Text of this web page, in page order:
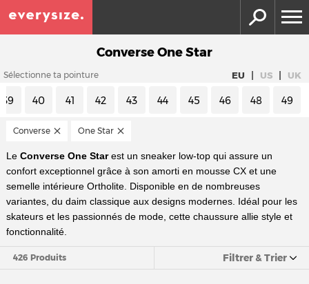
Converse One Star
Sélectionne ta pointure EU | US | UK
39 40 41 42 43 44 45 46 48 49
Converse One Star
Le Converse One Starest un sneaker low-top qui assure un
confort exceptionnel grâce à son amorti en mousse CX et une
semelle intérieure Ortholite. Disponible en de nombreuses
variantes, du daim classique aux designs modernes. Idéal pour les
skateurs et les passionnés de mode, cette chaussure allie style et
fonctionnalité.
426 Produits Filtrer & Trier